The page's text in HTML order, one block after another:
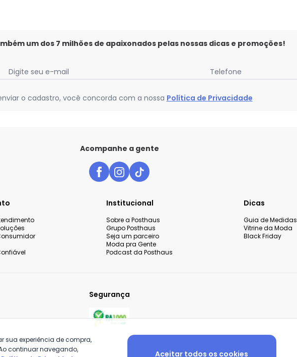
um dos 7 milhões de apaixonados pelas nossas dicas e promoções!
Digite seu e-mail Telefone
o cadastro, você concorda com a nossa Política de Privacidade
Acompanhe a gente
Institucional
Sobre a Posthaus
Grupo Posthaus
Seja um parceiro
Moda pra Gente
Podcast da Posthaus
Dicas
Guia de Medidas
Vitrine da Moda
Black Friday
Segurança
sua experiência de compra,
continuar navegando,
Aceitar todos os cookies